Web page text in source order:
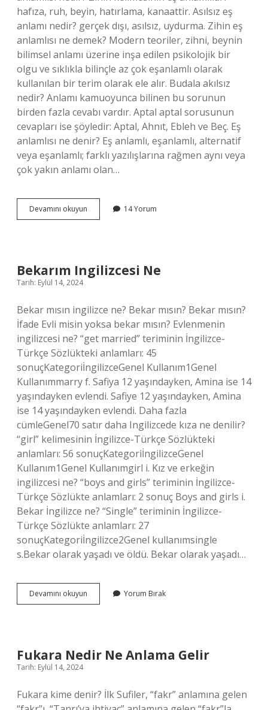
hafıza, ruh, beyin, hatırlama, kanaattir. Asılsız eş
anlamı nedir? gerçek dışı, asılsız, uydurma. Zihin eş
anlamlısı ne demek? Modern teoriler, zihni, beynin
bilimsel anlamı üzerine inşa edilen psikolojik bir
olgu ve sıklıkla bilinçle az çok eşanlamlı olarak
kullanılan bir terim olarak ele alır. Budala akılsız
nedir? Anlamı kamuoyunca bilinen bu sorunun
birden fazla cevabı vardır. Aptal aptal sorusunun
cevapları ise şöyledir: Aptal, Ahnıt, Ebleh ve Beç. Eş
anlamlısı ne denir? Eş anlamlı, eşanlamlı, alternatif
veya eşanlamlı; farklı yazılışlarına rağmen aynı veya
çok yakın anlamı olan…
Devamını okuyun
Kelimesinin
14 Yorum
Bekarım Ingilizcesi Ne
Tarih: Eylül 14, 2024
Bekar mısın ingilizce ne? Bekar mısın? Bekar mısın?
İfade Evli misin yoksa bekar mısın? Evlenmenin
ingilizcesi ne? “get married” teriminin İngilizce-
Türkçe Sözlükteki anlamları: 45
sonuçKategoriİngilizceGenel Kullanım1Genel
Kullanımmarry f. Safiya 12 yaşındayken, Amina ise 14
yaşındayken evlendi. Safiye 12 yaşındayken, Amina
ise 14 yaşındayken evlendi. Daha fazla
cümleGenel70 satır daha Ingilizcede kıza ne denilir?
“girl” kelimesinin İngilizce-Türkçe Sözlükteki
anlamları: 56 sonuçKategoriİngilizceGenel
Kullanım1Genel Kullanımgirl i. Kız ve erkeğin
ingilizcesi ne? “boys and girls” teriminin İngilizce-
Türkçe Sözlükte anlamları: 2 sonuç Boys and girls i.
Bekar İngilizce ne? “Single” teriminin İngilizce-
Türkçe Sözlükte anlamları: 27
sonuçKategoriİngilizce2Genel kullanımsingle
s.Bekar olarak yaşadı ve öldü. Bekar olarak yaşadı…
Devamını okuyun Bekarım
Ingilizcesi
Yorum Bırak
Fukara Nedir Ne Anlama Gelir
Tarih: Eylül 14, 2024
Fukara kime denir? İlk Sufiler, “fakr” anlamına gelen